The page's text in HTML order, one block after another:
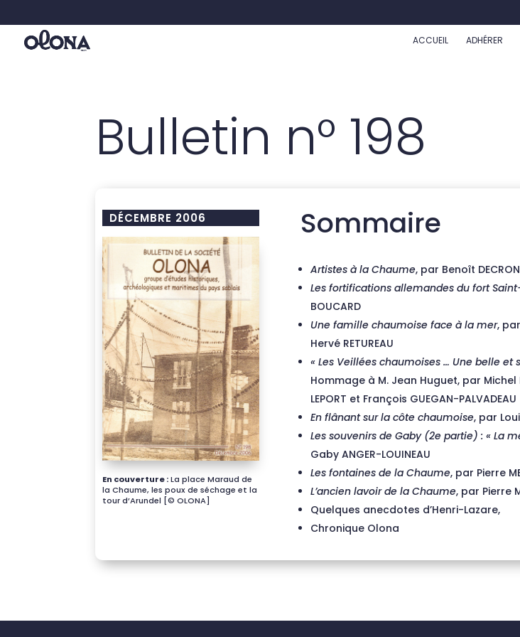
ACCUEIL ADHÉRER
Bulletin n° 198
DÉCEMBRE 2006
En couverture :La place Maraud de
la Chaume, les poux de séchage et la
tour d’Arundel [© OLONA]
Sommaire
Artistes à la Chaume, par Benoît DECRON
Les fortifications allemandes du fort
BOUCARD
Une famille chaumoise face à la mer,
Hervé RETUREAU
« Les Veillées chaumoises … Une belle et
Hommage à M. Jean Huguet, par Michel
LEPORT et François GUEGAN-PALVADEAU
En flânant sur la côte chaumoise, par
Les souvenirs de Gaby (2e partie) : « La
Gaby ANGER-LOUINEAU
Les fontaines de la Chaume, par Pierre
L’ancien lavoir de la Chaume, par Pierre
Quelques anecdotes d’Henri-Lazare,
Chronique Olona